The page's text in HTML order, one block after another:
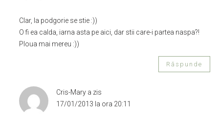
Clar, la podgorie se stie :))
O fi ea calda, iarna asta pe aici, dar stii care-i partea naspa?!
Ploua mai mereu :))
Răspunde
Cris-Mary a zis
17/01/2013 la ora 20:11